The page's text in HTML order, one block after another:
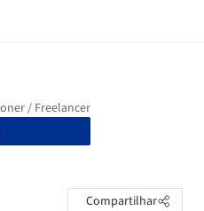
Compartilhar